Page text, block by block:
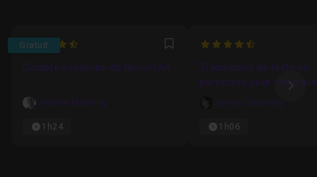
Gratuit
4.6666666666667 Favori
Compte à rebours du Nouvel An
Jérôme Mettling
1h24
4.5
Transitions de texte en
particules pour vos
Jimmy Delannoy
1h06